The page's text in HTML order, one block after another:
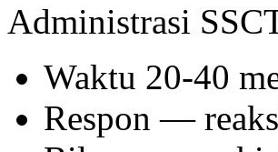
Administrasi
Waktu 20-40
Respon —